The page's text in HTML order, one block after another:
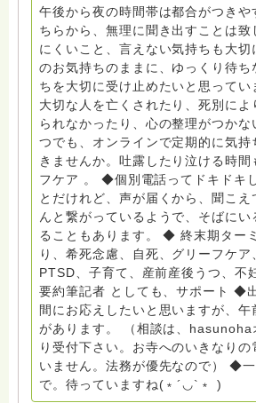
員、女性支援員、小学校 中学校支援
サポートをしています。 ◆一般社団法人『グリーフケア
ともしび』理事長 【ともしび遺族会
金・昼夜2回開催（大阪駅前第3ビル） 14：00〜，18
00〜 お問い合わせ申込⬇️こちらから
griefcare.tomoshibi@icloud.com ＊この活動は皆さま
のご支援により支えられております
お願いします。 ゆうちょ銀行 口座番号 普通408-
6452769 一般社団法人グリーフケアともしび ◆『ビハ
ーラサロン おしゃべりカフェひだま
山代表 居場所運営 問い合わせ申込⬇️
griefcare.tomoshibi@icloud.com ◆GEはしもとサピュ
イエ 所属 （Gender Equity 誰もが自
とができる社会をめざして）DV・女性支援 ◆
京都自死自殺相談センターSotto 元
員長（2018〜2024） ◆保育士.幼稚園教諭.小学校教諭.
レクリエーションインストラクター.
間 保育 教育の現場で 総主任として
つつ、お話できることがあれば 幸いです。 い
たとともに。南無阿弥陀仏 ここでは、宗旨を問いませ
ん。 まずは、ひとりで抱え込まない
わせは⬇️こちらから miehimeyo@gmail.com ※
午後から夜の時間帯は都合がつき
ちらから、無理に聞き出すことは
にくいこと、言えない気持ちも大切
のお気持ちのままに、ゆっくり待ち
ちを大切に受け止めたいと思って
大切な人を亡くされたり、死別に
られなかったり、心の整理がつか
つでも、オンラインで定期的に気持
きませんか。吐露したり泣ける時間
フケア 。 ◆個別電話ってドキドキ
とだけれど、声が届くから、聞こえ
んと繋がっているようで、そばに
ることもあります。 ◆ 終末期ター
り、希死念慮、自死、グリーフケア
PTSD、子育て、産前産後うつ、不
要約筆記者 としても、サポート ◆
間にお応えしたいと思いますが、
があります。 （相談は、hasunoha
り受付下さい。お寺へのいきなり
いません。法務が優先なので） ◆
で。待っていますね(﹡´◡`﹡ )